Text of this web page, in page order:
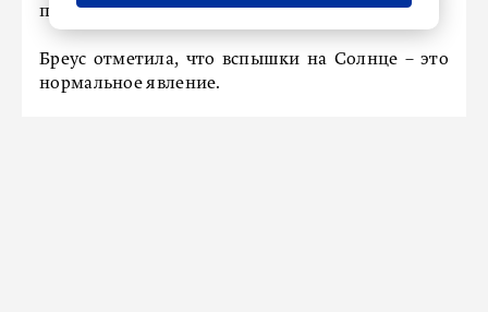
поделилась эксперт.
Бреус отметила, что вспышки на Солнце – это
нормальное явление.